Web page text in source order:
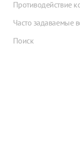
Противодействие
Часто задаваемые
Поиск